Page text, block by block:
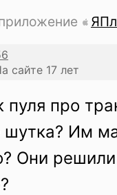
сайте 17 лет
пуля про
шутка? Им
Они